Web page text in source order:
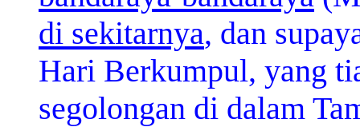
di sekitarnya, dan
Hari Berkumpul, yang
segolongan di dalam